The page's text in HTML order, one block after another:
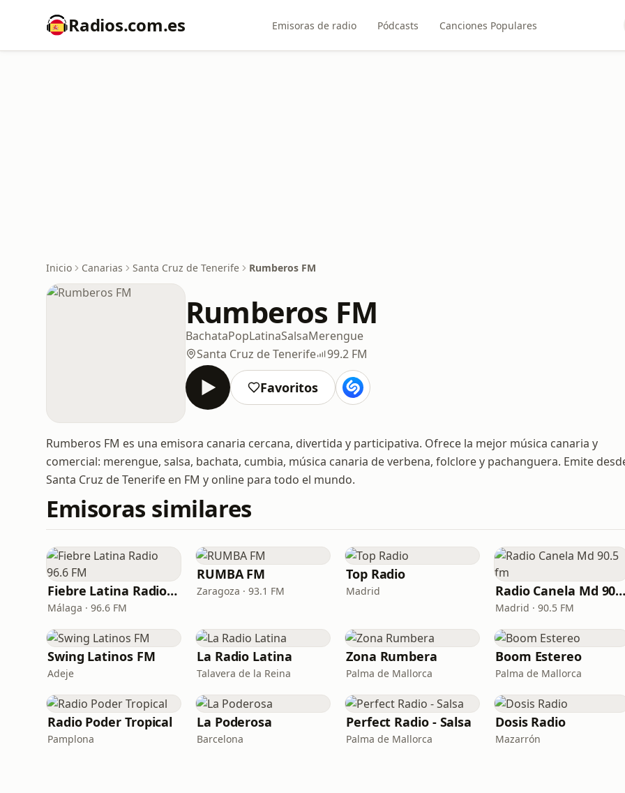
Radios.com.es Emisoras de radio Pódcasts Canciones Populares
Inicio Canarias Santa Cruz de Tenerife Rumberos FM
Rumberos FM
BachataPopLatinaSalsaMerengue
Santa Cruz de Tenerife
99.2 FM
Favoritos
Rumberos FM es una emisora canaria cercana, divertida y participativa. Ofrece la mejor música canaria y
comercial: merengue, salsa, bachata, cumbia, música canaria de verbena, folclore y pachanguera. Emite
Santa Cruz de Tenerife en FM y online para todo el mundo.
Emisoras similares
Fiebre Latina Radio 96.6 FM
Málaga · 96.6 FM
RUMBA FM
Zaragoza · 93.1 FM
Top Radio
Madrid Radio Canela Md 90.5 fm
Madrid · 90.5 FM
Swing Latinos FM
Adeje
La Radio Latina
Talavera de la Reina
Zona Rumbera
Palma de Mallorca
Boom Estereo
Palma de Mallorca
Radio Poder Tropical
Pamplona
La Poderosa
Barcelona
Perfect Radio - Salsa
Palma de Mallorca
Dosis Radio
Mazarrón